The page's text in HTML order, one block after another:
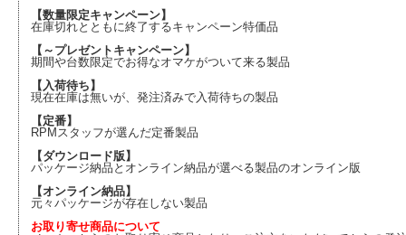
【数量限定キャンペーン】
在庫切れとともに終了するキャンペーン特価品
【～プレゼントキャンペーン】
期間や台数限定でお得なオマケがついて来る製品
【入荷待ち】
現在在庫は無いが、発注済みで入荷待ちの製品
【定番】
RPMスタッフが選んだ定番製品
【ダウンロード版】
パッケージ納品とオンライン納品が選べる製品のオンライン版
【オンライン納品】
元々パッケージが存在しない製品
お取り寄せ商品について